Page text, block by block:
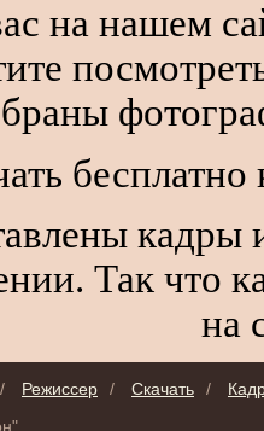
на нашем
кадры
Так что
на
/ Режиссер / Скачать /